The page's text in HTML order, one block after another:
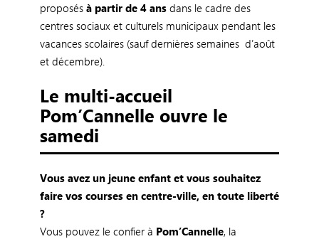
proposés à partir de 4 ansdans le cadre des
centres sociaux et culturels municipaux pendant les
vacances scolaires (sauf dernières semaines d’août
et décembre).
Le multi-accueil
Pom’Cannelle ouvre le
samedi
Vous avez un jeune enfant et vous souhaitez
faire vos courses en centre-ville, en toute liberté
?
Vous pouvez le confier à Pom’Cannelle, la